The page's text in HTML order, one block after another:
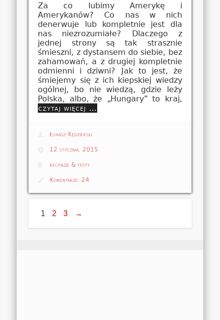
Za co lubimy Amerykę i
Amerykanów? Co nas w nich
denerwuje lub kompletnie jest dla
nas niezrozumiałe? Dlaczego z
jednej strony są tak strasznie
śmieszni, z dystansem do siebie, bez
zahamowań, a z drugiej kompletnie
odmienni i dziwni? Jak to jest, że
śmiejemy się z ich kiepskiej wiedzy
ogólnej, bo nie wiedzą, gdzie leży
Polska, albo, że „Hungary” to kraj,
czytaj więcej …
Łukasz Kędzierski
12 stycznia, 2015
recenzje & testy
Komentarze:24
1 2 3 →